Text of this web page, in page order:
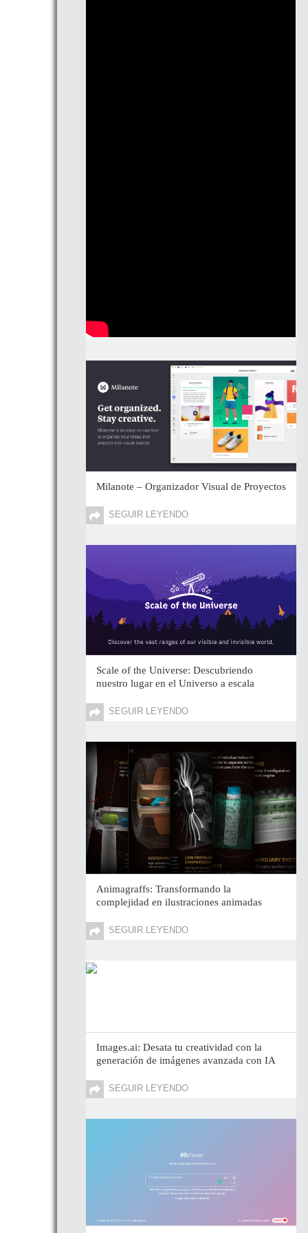
Milanote – Organizador Visual de Proyectos
SEGUIR LEYENDO
Scale of the Universe: Descubriendo
nuestro lugar en el Universo a escala
SEGUIR LEYENDO
Animagraffs: Transformando la
complejidad en ilustraciones animadas
SEGUIR LEYENDO
Images.ai: Desata tu creatividad con la
generación de imágenes avanzada con IA
SEGUIR LEYENDO